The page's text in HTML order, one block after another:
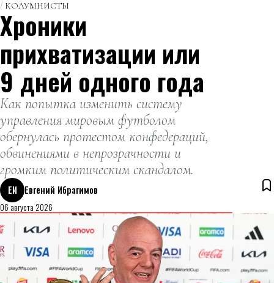
КОЛУМНИСТЫ
Хроники
прихватизации или
9 дней одного года
Как попытка изменить систему
управления мировым футболом
обернулась протестом конфедераций,
обвинениями в непрозрачности и
громким политическим скандалом.
ЕИ
Евгений Ибрагимов
06 августа 2026